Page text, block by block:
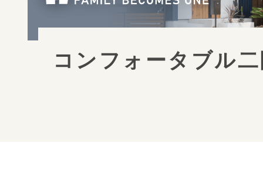
コンフォータブル